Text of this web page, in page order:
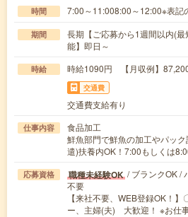
時間 7:00～11:008:00～12:00※表記
期間
長期【ご応募から1週間以内(
能】即日～
時給 時給1090円 【月収例】
交通費
交通費支給有り
仕事内容
食品加工
鮮魚部門で鮮魚の加工やパッ
遣)扶養内OK！7:00もしくは
応募資格 職種未経験OK / ブランクOK /
不要
【来社不要、WEB登録OK！
ー、主婦(夫) 大歓迎！ ※お仕